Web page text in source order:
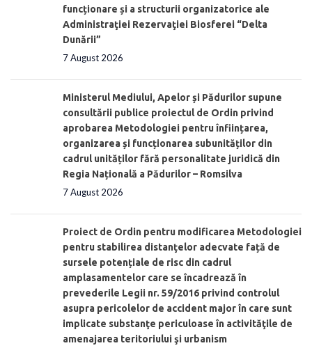
funcționare și a structurii organizatorice ale
Administraţiei Rezervaţiei Biosferei “Delta
Dunării”
7 August 2026
Ministerul Mediului, Apelor și Pădurilor supune
consultării publice proiectul de Ordin privind
aprobarea Metodologiei pentru înființarea,
organizarea și funcționarea subunităților din
cadrul unităților fără personalitate juridică din
Regia Națională a Pădurilor – Romsilva
7 August 2026
Proiect de Ordin pentru modificarea Metodologiei
pentru stabilirea distanţelor adecvate față de
sursele potențiale de risc din cadrul
amplasamentelor care se încadrează în
prevederile Legii nr. 59/2016 privind controlul
asupra pericolelor de accident major în care sunt
implicate substanţe periculoase în activităţile de
amenajarea teritoriului şi urbanism